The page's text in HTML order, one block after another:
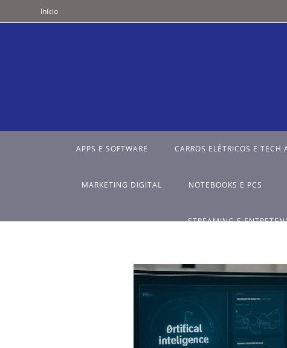
Início
APPS E SOFTWARE CARROS ELÉTRICOS E TECH
MARKETING DIGITAL NOTEBOOKS E PCS
STREAMING E